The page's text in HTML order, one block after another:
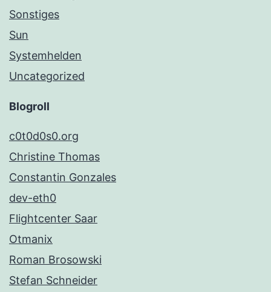
Sonstiges
Sun
Systemhelden
Uncategorized
Blogroll
c0t0d0s0.org
Christine Thomas
Constantin Gonzales
dev-eth0
Flightcenter Saar
Otmanix
Roman Brosowski
Stefan Schneider